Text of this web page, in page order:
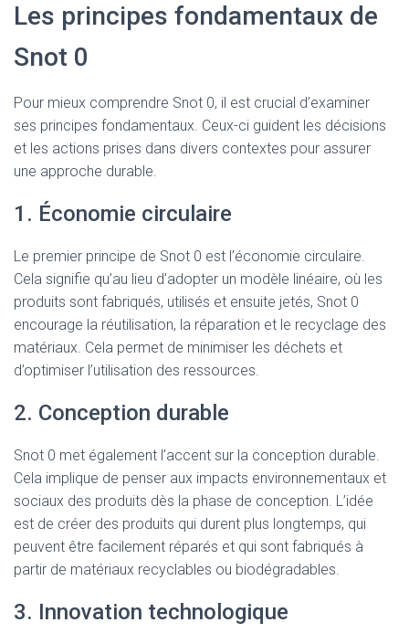
Les principes fondamentaux de
Snot 0
Pour mieux comprendre Snot 0, il est crucial d’examiner
ses principes fondamentaux. Ceux-ci guident les décisions
et les actions prises dans divers contextes pour assurer
une approche durable.
1. Économie circulaire
Le premier principe de Snot 0 est l’économie circulaire.
Cela signifie qu’au lieu d’adopter un modèle linéaire, où les
produits sont fabriqués, utilisés et ensuite jetés, Snot 0
encourage la réutilisation, la réparation et le recyclage des
matériaux. Cela permet de minimiser les déchets et
d’optimiser l’utilisation des ressources.
2. Conception durable
Snot 0 met également l’accent sur la conception durable.
Cela implique de penser aux impacts environnementaux et
sociaux des produits dès la phase de conception. L’idée
est de créer des produits qui durent plus longtemps, qui
peuvent être facilement réparés et qui sont fabriqués à
partir de matériaux recyclables ou biodégradables.
3. Innovation technologique